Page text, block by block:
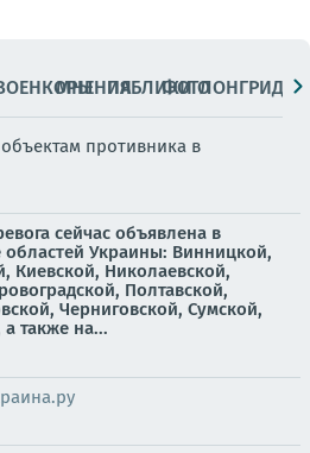
МНЕНИЯПАБЛИКИ
ФОТОЛОНГРИДЫ
противника в
сейчас объявлена в
Украины: Винницкой,
Киевской, Николаевской,
Полтавской,
Черниговской, Сумской,
также на...